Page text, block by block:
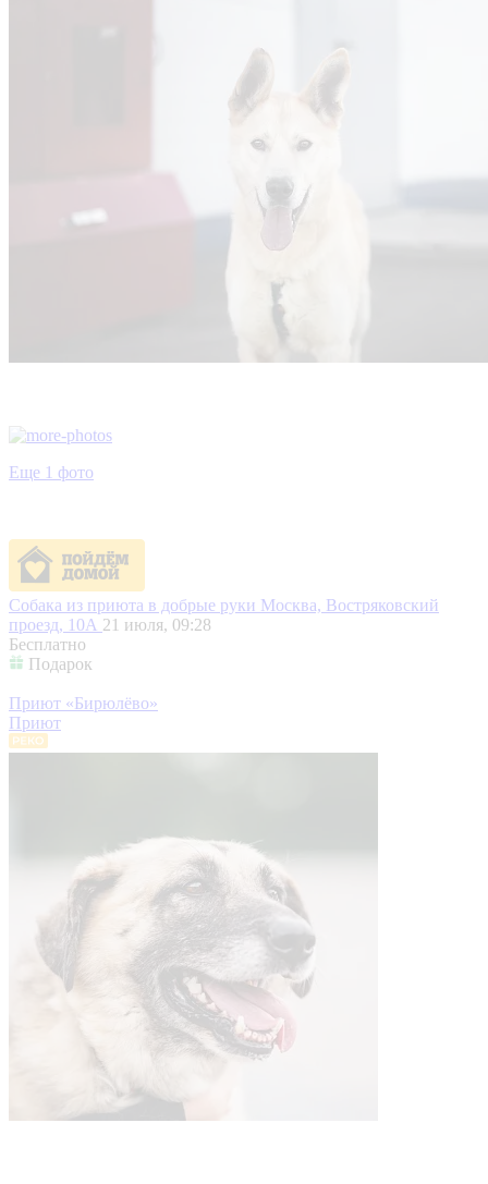
Еще 1 фото
Собака из приюта в добрые руки Москва, Востряковский
проезд, 10А 21 июля, 09:28
Бесплатно
Подарок
Приют «Бирюлёво»
Приют